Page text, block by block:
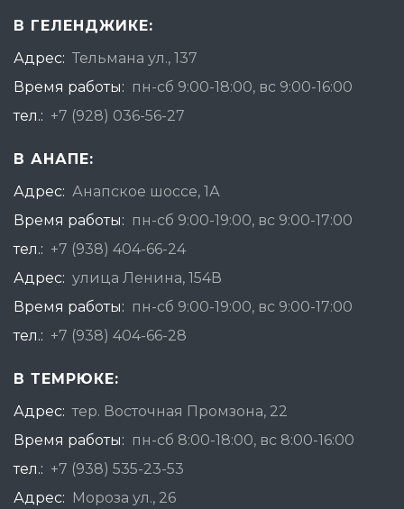
В ГЕЛЕНДЖИКЕ:
Адрес: Тельмана ул., 137
Время работы: пн-сб 9:00-18:00, вс 9:00-16:00
тел.: +7 (928) 036-56-27
В АНАПЕ:
Адрес: Анапское шоссе, 1А
Время работы: пн-сб 9:00-19:00, вс 9:00-17:00
тел.: +7 (938) 404-66-24
Адрес: улица Ленина, 154В
Время работы: пн-сб 9:00-19:00, вс 9:00-17:00
тел.: +7 (938) 404-66-28
В ТЕМРЮКЕ:
Адрес: тер. Восточная Промзона, 22
Время работы: пн-сб 8:00-18:00, вс 8:00-16:00
тел.: +7 (938) 535-23-53
Адрес: Мороза ул., 26